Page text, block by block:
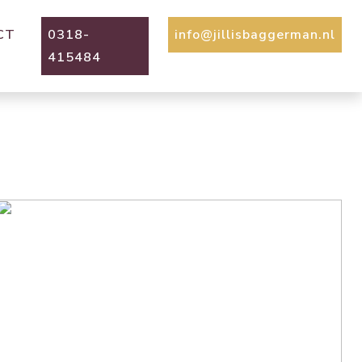
0318-
415484
info@jillisbaggerman.nl